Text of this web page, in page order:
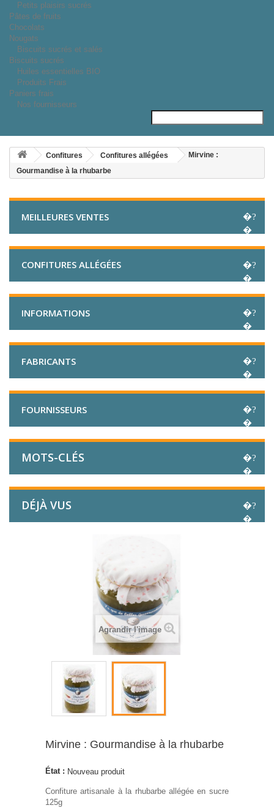
Petits plaisirs sucrés
Pâtes de fruits
Chocolats
Nougats
Biscuits sucrés et salés
Biscuits sucrés
Huiles essentielles BIO
Produits Frais
Paniers frais
Nos fournisseurs
Confitures Confitures allégées
Mirvine :
Gourmandise à la rhubarbe
MEILLEURES VENTES
CONFITURES ALLÉGÉES
INFORMATIONS
FABRICANTS
FOURNISSEURS
MOTS-CLÉS
DÉJÀ VUS
Agrandir l'image
Mirvine : Gourmandise à la rhubarbe
État : Nouveau produit
Confiture artisanale à la rhubarbe allégée en sucre
125g